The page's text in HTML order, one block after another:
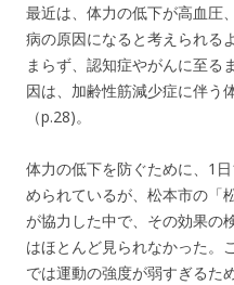
最近は、体力の低下が高血圧
病の原因になると考えられる
まらず、認知症やがんに至る
因は、加齢性筋減少症に伴う
（p.28)。
体力の低下を防ぐために、1
められているが、松本市の「
が協力した中で、その効果の
はほとんど見られなかった。
では運動の強度が弱すぎるた